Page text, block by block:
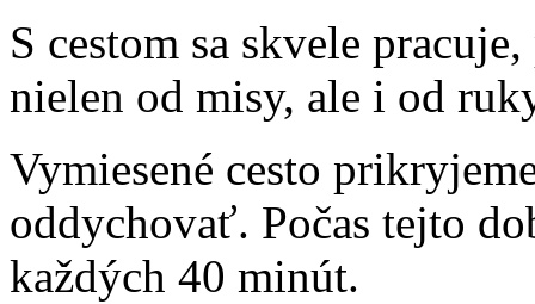
S cestom sa skvele
nielen od misy, ale i od
Vymiesené cesto
oddychovať. Počas tejto
každých 40 minút.